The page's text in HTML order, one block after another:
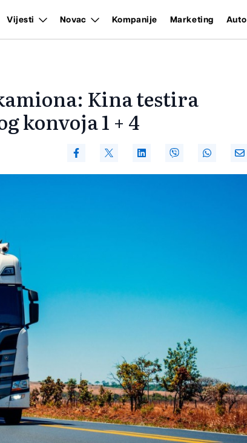
Vijesti Novac Kompanije Marketing Auto
Kina testira
konvoja 1 + 4